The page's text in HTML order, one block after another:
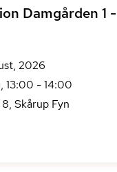
Damgården 1 -
2026
13:00 - 14:00
Skårup Fyn